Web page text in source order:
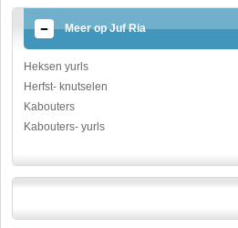
Meer op Juf Ria
Heksen yurls
Herfst- knutselen
Kabouters
Kabouters- yurls